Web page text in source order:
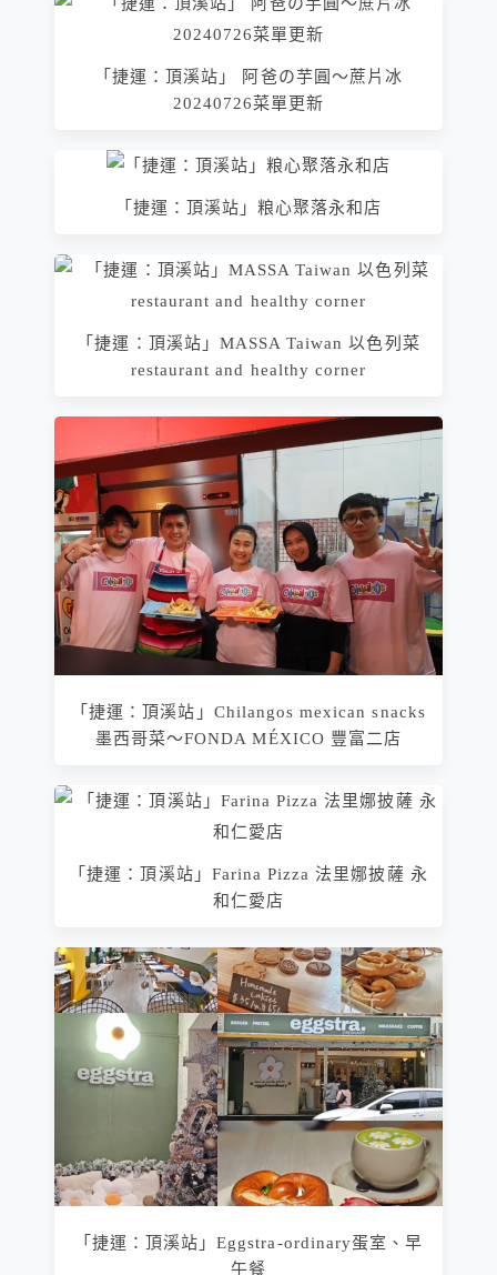
「捷運：頂溪站」 阿爸の芋圓～蔗片冰
20240726菜單更新
「捷運：頂溪站」粮心聚落永和店
「捷運：頂溪站」MASSA Taiwan 以色列菜
restaurant and healthy corner
「捷運：頂溪站」Chilangos mexican snacks
墨西哥菜～FONDA MÉXICO 豐富二店
「捷運：頂溪站」Farina Pizza 法里娜披薩 永
和仁愛店
「捷運：頂溪站」Eggstra-ordinary蛋室、早
午餐